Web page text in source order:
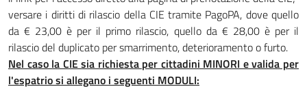
versare i diritti di rilascio della CIE tramite PagoPA, dove quello
da € 23,00 è per il primo rilascio, quello da € 28,00 è per il
rilascio del duplicato per smarrimento, deterioramento o furto.
Nel caso la CIE sia richiesta per cittadini MINORI e valida per
l'espatrio si allegano i seguenti MODULI: